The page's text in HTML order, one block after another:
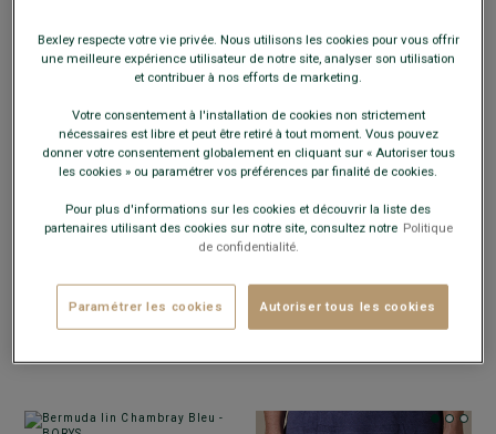
EXCLU WEB
BERMUDA CHINO HOMME JAUNE -
- Coupe standard - Serge coton et
EXCLU WEB
+35 couleurs
BERMUDA CHINO HOMME ORANGE
PÂLE - BARRY- Coupe standard - Serge
Bexley respecte votre vie privée. Nous utilisons les cookies pour vous offrir
une meilleure expérience utilisateur de notre site, analyser son utilisation
et contribuer à nos efforts de marketing.
Votre consentement à l'installation de cookies non strictement
nécessaires est libre et peut être retiré à tout moment. Vous pouvez
donner votre consentement globalement en cliquant sur « Autoriser tous
les cookies » ou paramétrer vos préférences par finalité de cookies.
Pour plus d'informations sur les cookies et découvrir la liste des
partenaires utilisant des cookies sur notre site, consultez notre Politique
de confidentialité.
Paramétrer les cookies Autoriser tous les cookies